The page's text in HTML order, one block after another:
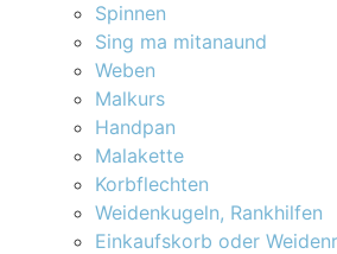
Spinnen
Sing ma mitanaund
Weben
Malkurs
Handpan
Malakette
Korbflechten
Weidenkugeln, Rankhilfen
Einkaufskorb oder